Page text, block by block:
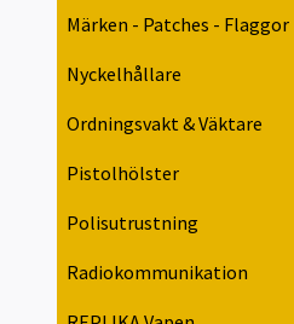
Märken - Patches - Flaggor
Nyckelhållare
Ordningsvakt & Väktare
Pistolhölster
Polisutrustning
Radiokommunikation